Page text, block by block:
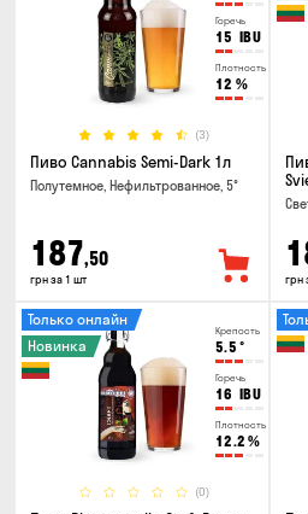
Горечь
15 IBU
Плотность
12 %
(3)
Пиво Cannabis Semi-Dark 1л
Полутемное, Нефильтрованное, 5°
187,50
грн за 1 шт грн
Крепость
5.5 °
Горечь
16 IBU
Плотность
12.2 %
(0)
Только онлайн
Новинка